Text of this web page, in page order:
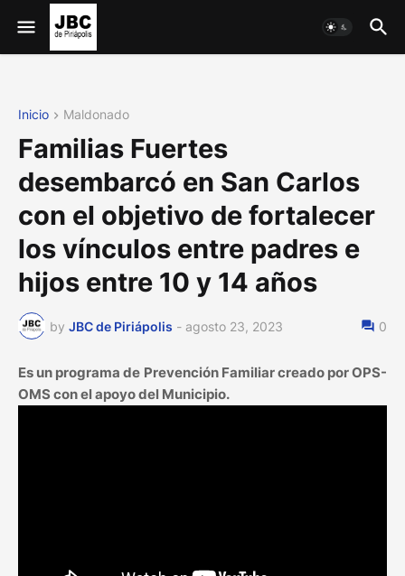
Inicio Maldonado
Familias Fuertes
desembarcó en San Carlos
con el objetivo de fortalecer
los vínculos entre padres e
hijos entre 10 y 14 años
by JBC de Piriápolis - agosto 23, 2023 0
Es un programa de Prevención Familiar creado por OPS-
OMS con el apoyo del Municipio.